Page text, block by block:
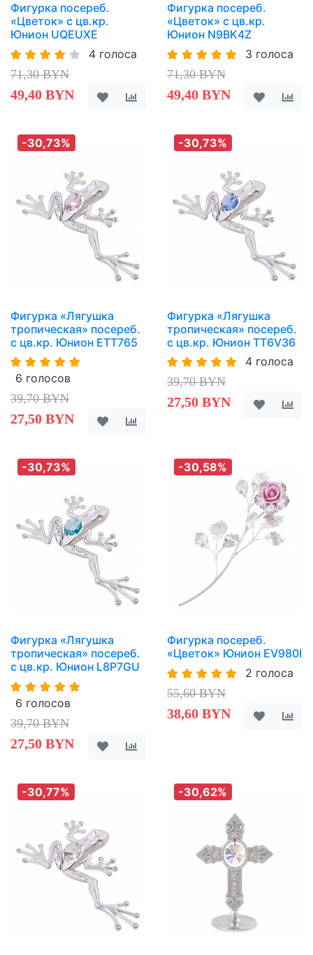
Фигурка посереб.
«Цветок» с цв.кр.
Юнион UQEUXE
4 голоса
71,30 BYN
49,40 BYN
Фигурка посереб.
«Цветок» с цв.кр.
Юнион N9BK4Z
3 голоса
71,30 BYN
49,40 BYN
-30,73%
Фигурка «Лягушка
тропическая» посереб.
с цв.кр. Юнион ETT765
6 голосов
39,70 BYN
27,50 BYN
-30,73%
Фигурка «Лягушка
тропическая» посереб.
с цв.кр. Юнион TT6V36
4 голоса
39,70 BYN
27,50 BYN
-30,73%
Фигурка «Лягушка
тропическая» посереб.
с цв.кр. Юнион L8P7GU
6 голосов
39,70 BYN
27,50 BYN
-30,58%
Фигурка посереб.
«Цветок» Юнион EV980I
2 голоса
55,60 BYN
38,60 BYN
-30,77% -30,62%